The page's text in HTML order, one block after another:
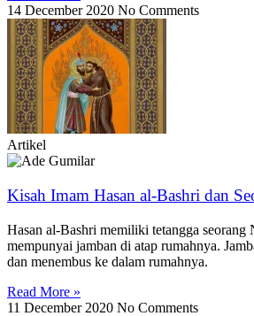
14 December 2020 No Comments
Artikel
Kisah Imam Hasan al-Bashri dan
Hasan al-Bashri memiliki tetangga seorang
mempunyai jamban di atap rumahnya.
dan menembus ke dalam rumahnya.
Read More »
11 December 2020 No Comments